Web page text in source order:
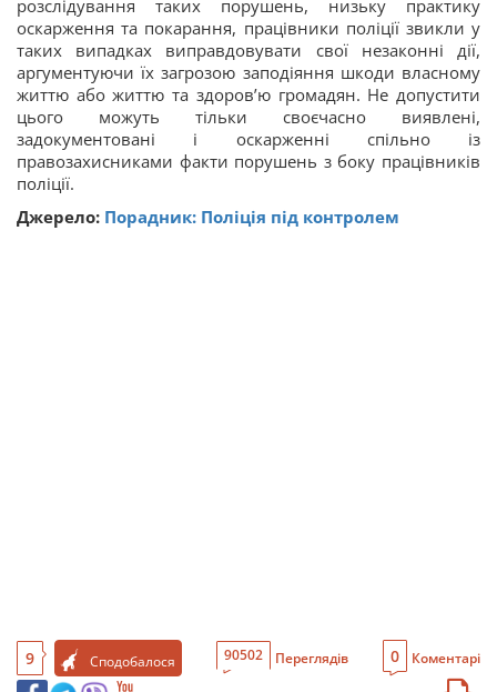
розслідування таких порушень, низьку практику
оскарження та покарання, працівники поліції звикли у
таких випадках виправдовувати свої незаконні дії,
аргументуючи їх загрозою заподіяння шкоди власному
життю або життю та здоров’ю громадян. Не допустити
цього можуть тільки своєчасно виявлені,
задокументовані і оскарженні спільно із
правозахисниками факти порушень з боку працівників
поліції.
Джерело: Порадник: Поліція під контролем
9 Сподобалося 90502 Переглядів 0 Коментарі